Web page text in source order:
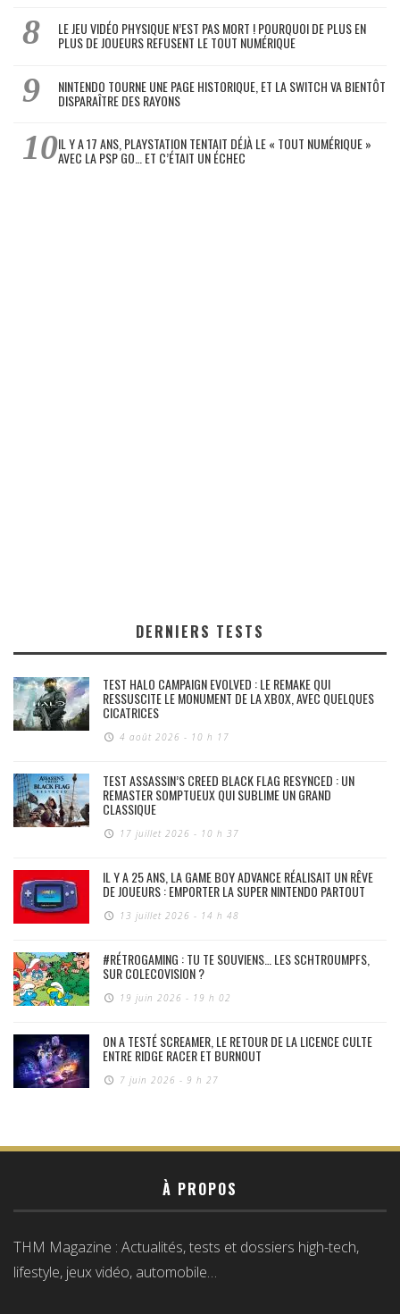
LE JEU VIDÉO PHYSIQUE N’EST PAS MORT ! POURQUOI DE PLUS EN
PLUS DE JOUEURS REFUSENT LE TOUT NUMÉRIQUE
NINTENDO TOURNE UNE PAGE HISTORIQUE, ET LA SWITCH VA BIENTÔT
DISPARAÎTRE DES RAYONS
IL Y A 17 ANS, PLAYSTATION TENTAIT DÉJÀ LE « TOUT NUMÉRIQUE »
AVEC LA PSP GO… ET C’ÉTAIT UN ÉCHEC
DERNIERS TESTS
TEST HALO CAMPAIGN EVOLVED : LE REMAKE QUI
RESSUSCITE LE MONUMENT DE LA XBOX, AVEC QUELQUES
CICATRICES
4 août 2026 - 10 h 17
TEST ASSASSIN’S CREED BLACK FLAG RESYNCED : UN
REMASTER SOMPTUEUX QUI SUBLIME UN GRAND
CLASSIQUE
17 juillet 2026 - 10 h 37
IL Y A 25 ANS, LA GAME BOY ADVANCE RÉALISAIT UN RÊVE
DE JOUEURS : EMPORTER LA SUPER NINTENDO PARTOUT
13 juillet 2026 - 14 h 48
#RÉTROGAMING : TU TE SOUVIENS… LES SCHTROUMPFS,
SUR COLECOVISION ?
19 juin 2026 - 19 h 02
ON A TESTÉ SCREAMER, LE RETOUR DE LA LICENCE CULTE
ENTRE RIDGE RACER ET BURNOUT
7 juin 2026 - 9 h 27
À PROPOS
THM Magazine : Actualités, tests et dossiers high-tech,
lifestyle, jeux vidéo, automobile…